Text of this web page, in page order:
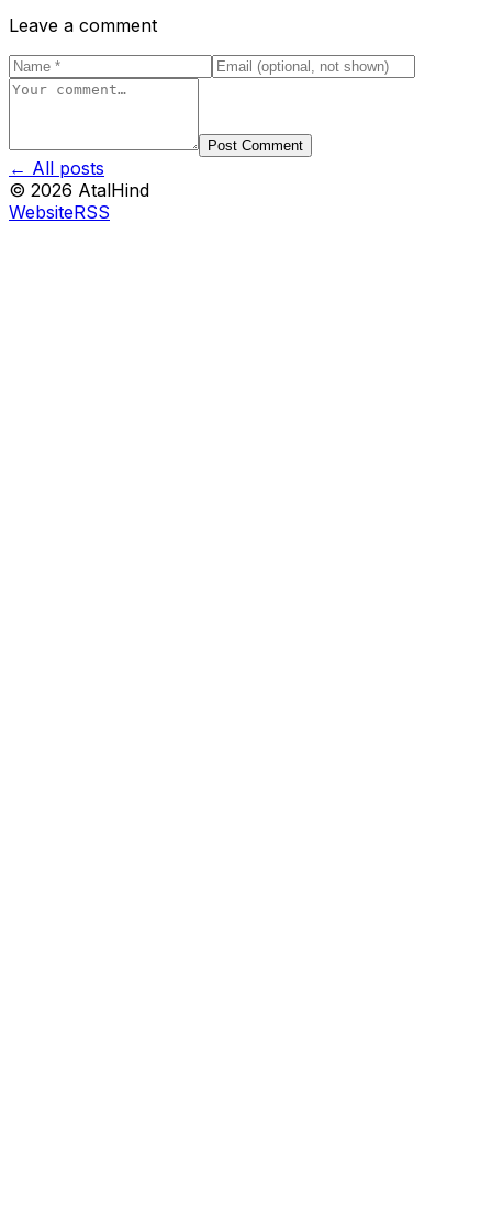
Leave a comment
Post Comment
← All posts
© 2026 AtalHind
WebsiteRSS